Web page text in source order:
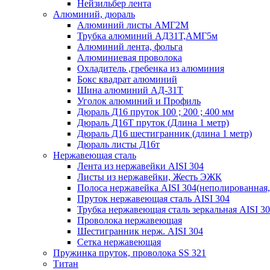
Нейзильбер лента
Алюминий, дюраль
Алюминий листы АМГ2М
Трубка алюминий АД31Т,АМГ5м
Алюминий лента, фольга
Алюминиевая проволока
Охладитель ,гребенка из алюминия
Бокс квадрат алюминий
Шина алюминий АД-31Т
Уголок алюминий и Профиль
Дюраль Д16 пруток 100 ; 200 ; 400 мм
Дюраль Д16Т пруток (Длина 1 метр)
Дюраль Д16 шестигранник (длина 1 метр)
Дюраль листы Д16т
Нержавеющая сталь
Лента из нержавейки AISI 304
Листы из нержавейки, Жесть ЭЖК
Полоса нержавейка АISI
Пруток нержавеющая сталь AISI 304
Трубка нержавеющая сталь зеркальная AISI
Проволока нержавеющая
Шестигранник нерж. AISI 304
Сетка нержавеющая
Пружинка пруток, проволока SS 321
Титан